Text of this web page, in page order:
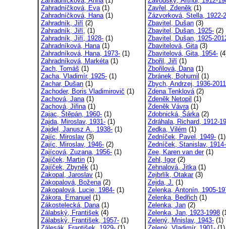
Zahradníčková, Eva(1)
Zahradníčková, Hana(1)
Zahradník, Jiří (2)
Zahradník, Jiří, (1)
Zahradník, Jiří, 1928- (1)
Zahradníková, Hana(1)
Zahradníková, Hana, 1973- (1)
Zahradníková, Markéta(1)
Zach, Tomáš (1)
Zacha, Vladimír, 1925- (1)
Zachar, Dušan (1)
Zachoder, Boris Vladimirovič (1)
Zachová, Jana(1)
Zachová, Jiřina(1)
Zajac, Štěpán, 1960- (1)
Zajda, Miroslav, 1931- (1)
Zajdel, Janusz A., 1938- (1)
Zajíc, Miroslav (3)
Zajíc, Miroslav, 1946- (2)
Zajícová, Zuzana, 1956- (1)
Zajíček, Martin (1)
Zajíček, Zbyněk (1)
Zakopal, Jaroslav (1)
Zakopalová, Božena(2)
Zakopalová, Lucie, 1984- (1)
Zákora, Emanuel (1)
Zákostelecká, Dana(1)
Zálabský, František (4)
Zálabský, František, 1957- (1)
Zavřel, Zdeněk (1)
Zázvorková, Stella, 1922-
Zbavitel, Dušan (3)
Zbavitel, Dušan, 1925- (2)
Zbavitel, Dušan, 1925-
Zbavitelová, Gita(3)
Zbavitelová, Gita, 1954-
Zbořil, Jiří (1)
Zbořilová, Dana(1)
Zbránek, Bohumil (1)
Zbych, Andrzej, 1936-2011
Zdena Tenklová(2)
Zdeněk Netopil (1)
Zdeněk Vávra(1)
Zdobnická, Šárka(2)
Zdráhala, Richard, 1912-
Zedka, Vilém (1)
Zedníček, Pavel, 1949- (1)
Zedníček, Stanislav,
Zee, Karen van der(1)
Zehl, Igor(2)
Zehnalová, Jitka(1)
Zejbrlík, Otakar(3)
Zejda, J. (1)
Zelenka, Antonín, 1905-
Zelenka, Bedřich (1)
Zelenka, Jan (2)
Zelenka, Jan, 1923-1998
Zelený, Mnislav, 1943- (1)